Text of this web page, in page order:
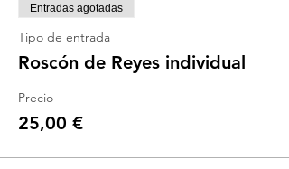
Entradas agotadas
Tipo de entrada
Roscón de Reyes individual
Precio
25,00 €